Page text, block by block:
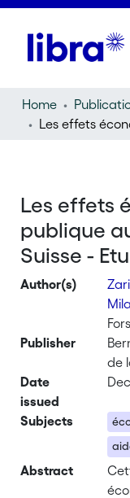
Home
Les effets
publique
Suisse -
Author(s)
Publisher
de
Date
issued
Subjects
Abstract